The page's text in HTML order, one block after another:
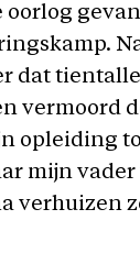
oorlog
dat
vermoord
opleiding
mijn
verhuizen